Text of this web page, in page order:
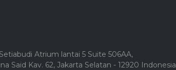
Atrium lantai 5 Suite 506AA,
Said Kav. 62, Jakarta Selatan - 12920 Indonesia